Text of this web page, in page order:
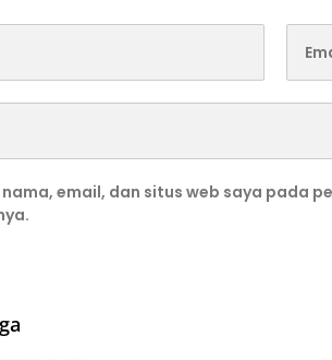
nama, email, dan situs web saya pada